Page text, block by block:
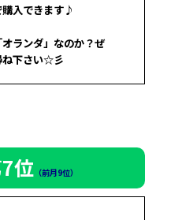
入できます♪
ランダ」なのか？ぜ
ね下さい☆彡
位（前月9位）